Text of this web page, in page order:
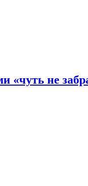
«чуть не